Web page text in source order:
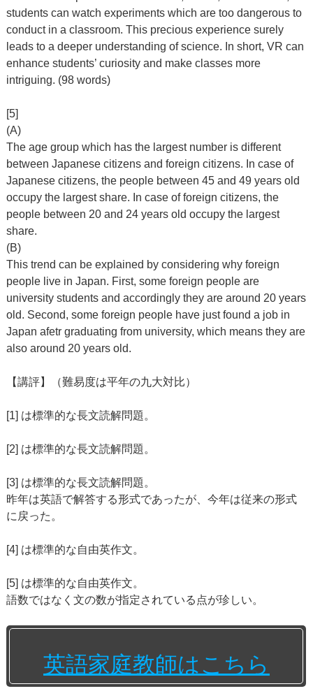
students can watch experiments which are too dangerous to
conduct in a classroom. This precious experience surely
leads to a deeper understanding of science. In short, VR can
enhance students’ curiosity and make classes more
intriguing. (98 words)
[5]
(A)
The age group which has the largest number is different
between Japanese citizens and foreign citizens. In case of
Japanese citizens, the people between 45 and 49 years old
occupy the largest share. In case of foreign citizens, the
people between 20 and 24 years old occupy the largest
share.
(B)
This trend can be explained by considering why foreign
people live in Japan. First, some foreign people are
university students and accordingly they are around 20 years
old. Second, some foreign people have just found a job in
Japan afetr graduating from university, which means they are
also around 20 years old.
【講評】（難易度は平年の九大対比）
[1] は標準的な長文読解問題。
[2] は標準的な長文読解問題。
[3] は標準的な長文読解問題。
昨年は英語で解答する形式であったが、今年は従来の形式
に戻った。
[4] は標準的な自由英作文。
[5] は標準的な自由英作文。
語数ではなく文の数が指定されている点が珍しい。
英語家庭教師はこちら